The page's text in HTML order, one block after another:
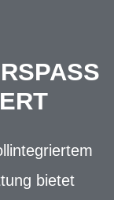
V
bietet